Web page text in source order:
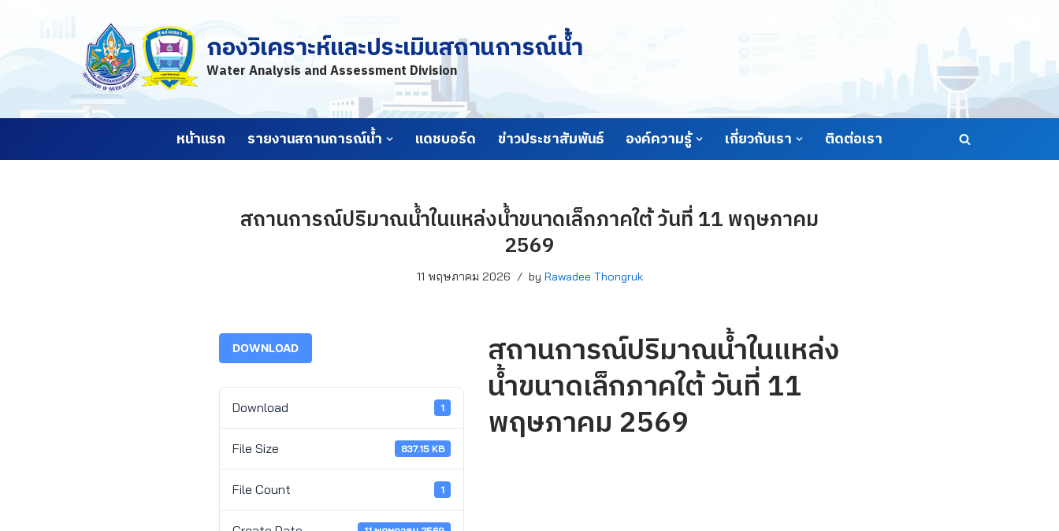
กองวิเคราะห์และประเมินสถานการณ์น้ำ
Water Analysis and Assessment Division
หน้าแรก รายงานสถานการณ์น้ำ แดชบอร์ด ข่าวประชาสัมพันธ์ องค์ความรู้ เกี่ยวกับเรา ติดต่อเรา
สถานการณ์ปริมาณน้ำในแหล่งน้ำขนาดเล็กภาคใต้ วันที่ 11 พฤษภาคม
2569
11 พฤษภาคม 2026 by Rawadee Thongruk
DOWNLOAD
Download 1
File Size 837.15 KB
File Count 1
สถานการณ์ปริมาณน้ำในแหล่ง
น้ำขนาดเล็กภาคใต้ วันที่ 11
พฤษภาคม 2569